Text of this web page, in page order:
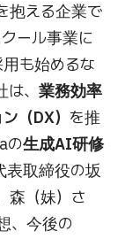
抱える企業で
ール事業に
も始めるな
、 業務効率
（DX） を推
の生成AI研修
表取締役の坂
森（妹）さ
、今後の